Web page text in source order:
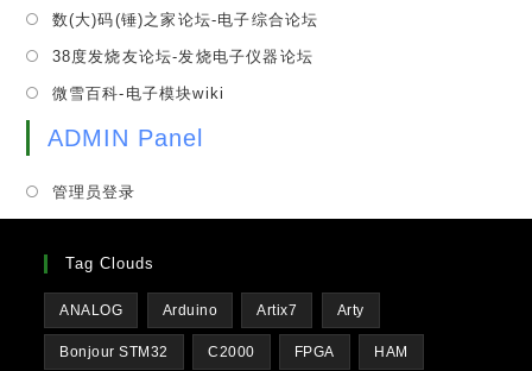
tab
a
new
tab
数(大)码(锤)之家论坛-电子综合论坛
38度发烧友论坛-发烧电子仪器论坛
微雪百科-电子模块wiki
ADMIN Panel
管理员登录
Tag Clouds
ANALOG Arduino Artix7 Arty
Bonjour STM32 C2000 FPGA HAM